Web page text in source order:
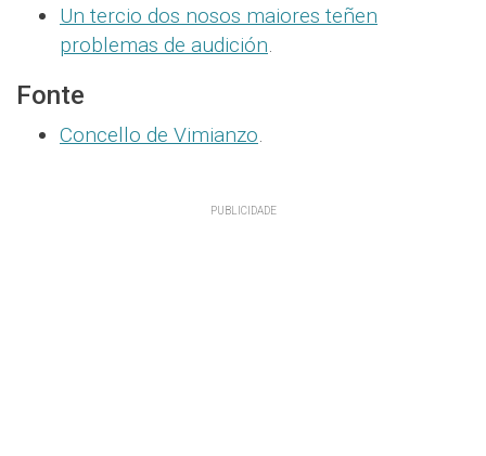
Un tercio dos nosos maiores teñen
problemas de audición.
Fonte
Concello de Vimianzo.